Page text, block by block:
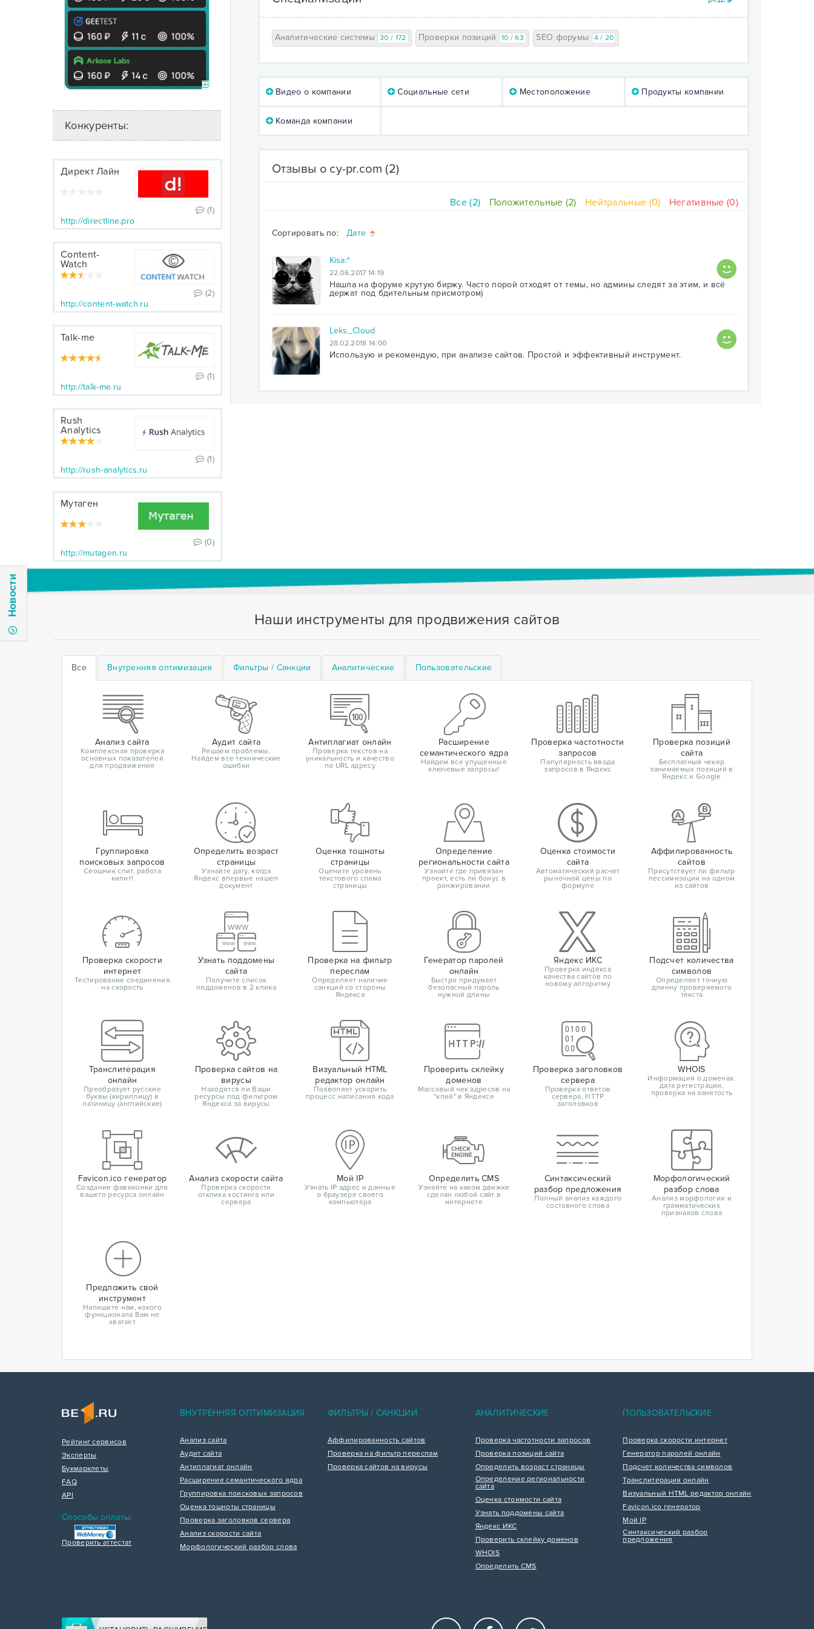
Новости
Конкуренты:
Директ Лайн
(1)
http://directline.pro
Content-
Watch
(2)
http://content-watch.ru
Talk-me
(1)
http://talk-me.ru
Rush
Analytics
(1)
http://rush-analytics.ru
Мутаген
(0)
http://mutagen.ru
Аналитические системы 30 / 172 Проверки позиций 10 / 63 SEO форумы 4 / 20
Видео о компании Социальные сети Местоположение Продукты компании
Команда компании
Отзывы о cy-pr.com (2)
Все (2) Положительные (2) Нейтральные (0) Негативные (0)
Сортировать по: Дате
Kisa:*
22.06.2017 14:19
Нашла на форуме крутую биржу. Часто порой отходят от темы, но админы следят за этим, и всё
держат под бдительным присмотром)
Leks_Cloud
28.02.2018 14:00
Использую и рекомендую, при анализе сайтов. Простой и эффективный инструмент.
Наши инструменты для продвижения сайтов
Все Внутренняя оптимизация Фильтры / Санкции Аналитические Пользовательские
Анализ сайта
Комплексная проверка
основных показателей
для продвижения
Аудит сайта
Решаем проблемы.
Найдем все технические
ошибки
Антиплагиат онлайн
Проверка текстов на
уникальность и качество
по URL адресу
Расширение
семантического ядра
Найдем все упущенные
ключевые запросы!
Проверка частотности
запросов
Популярность ввода
запросов в Яндекс
Проверка позиций
сайта
Бесплатный чекер
занимаемых позиций в
Яндекс и Google
Группировка
поисковых запросов
Сеошник спит, работа
кипит!
Определить возраст
страницы
Узнайте дату, когда
Яндекс впервые нашел
документ
Оценка тошноты
страницы
Оцените уровень
текстового спама
страницы
Определение
региональности сайта
Узнайте где привязан
проект, есть ли бонус в
ранжировании
Оценка стоимости
сайта
Автоматический расчет
рыночной цены по
формуле
Аффилированность
сайтов
Присутствует ли фильтр
пессимизации на одном
из сайтов
Проверка скорости
интернет
Тестирование соединения
на скорость
Узнать поддомены
сайта
Получите список
поддоменов в 2 клика
Проверка на фильтр
переспам
Определяет наличие
санкций со стороны
Яндекса
Генератор паролей
онлайн
Быстро придумает
безопасный пароль
нужной длины
Яндекс ИКС
Проверка индекса
качества сайтов по
новому алгоритму
Подсчет количества
символов
Определяет точную
длинну проверяемого
текста
Транслитерация
онлайн
Преобразует русские
буквы (кириллицу) в
латиницу (английские)
Проверка сайтов на
вирусы
Находятся ли Ваши
ресурсы под фильтром
Яндекса за вирусы
Визуальный HTML
редактор онлайн
Позволяет ускорить
процесс написания кода
Проверить склейку
доменов
Массовый чек адресов на
"клей" в Яндексе
Проверка заголовков
сервера
Проверка ответов
сервера, HTTP
заголовков
WHOIS
Информация о доменах:
дата регистрации,
проверка на занятость
Favicon.ico генератор
Создание фавиконки для
вашего ресурса онлайн
Анализ скорости сайта
Проверка скорости
отклика хостинга или
сервера
Мой IP
Узнать IP адрес и данные
о браузере своего
компьютера
Определить CMS
Узнайте на каком движке
сделан любой сайт в
интернете
Синтаксический
разбор предложения
Полный анализ каждого
составного слова
Морфологический
разбор слова
Анализ морфологии и
грамматических
признаков слова
Предложить свой
инструмент
Напишите нам, какого
функционала Вам не
хватает
Рейтинг сервисов
Эксперты
Букмарклеты
FAQ
API
Способы оплаты:
Проверить аттестат
ВНУТРЕННЯЯ ОПТИМИЗАЦИЯ
Анализ сайта
Аудит сайта
Антиплагиат онлайн
Расширение семантического ядра
Группировка поисковых запросов
Оценка тошноты страницы
Проверка заголовков сервера
Анализ скорости сайта
Морфологический разбор слова
ФИЛЬТРЫ / САНКЦИИ
Аффилированность сайтов
Проверка на фильтр переспам
Проверка сайтов на вирусы
АНАЛИТИЧЕСКИЕ
Проверка частотности запросов
Проверка позиций сайта
Определить возраст страницы
Определение региональности
сайта
Оценка стоимости сайта
Узнать поддомены сайта
Яндекс ИКС
Проверить склейку доменов
WHOIS
Определить CMS
ПОЛЬЗОВАТЕЛЬСКИЕ
Проверка скорости интернет
Генератор паролей онлайн
Подсчет количества символов
Транслитерация онлайн
Визуальный HTML редактор онлайн
Favicon.ico генератор
Мой IP
Синтаксический разбор
предложения